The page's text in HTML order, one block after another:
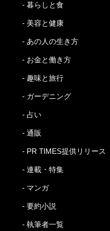
- 暮らしと食
- 美容と健康
- あの人の生き方
- お金と働き方
- 趣味と旅行
- ガーデニング
- 占い
- 通販
- PR TIMES提供リリース
- 連載・特集
- マンガ
- 要約小説
- 執筆者一覧